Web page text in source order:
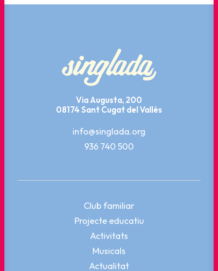
Via Augusta, 200
08174 Sant Cugat del Vallès
info@singlada.org
936 740 500
Club familiar
Projecte educatiu
Activitats
Musicals
Actualitat